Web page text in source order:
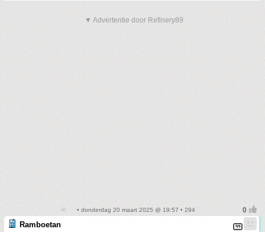
▼ Advertentie door Refinery89
• donderdag 20 maart 2025 @ 19:57 • 294
Ramboetan